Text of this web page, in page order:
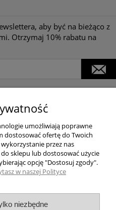
aby być na bieżąco z
Otrzymaj 10% rabatu na
MEDIA
I DOSTAWA
umożliwiają poprawne
dostosować ofertę do Twoich
przez nas
sklepu lub dostosować użycie
opcję "Dostosuj zgody".
w naszej Polityce
niezbędne